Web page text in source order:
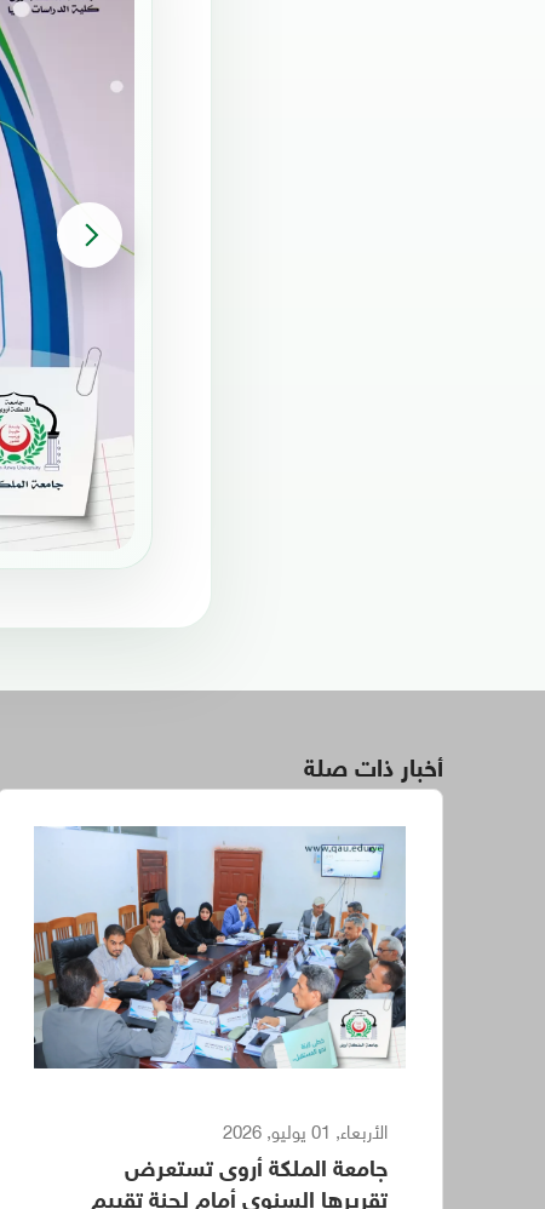
أخبار ذات صلة
الأربعاء, 01 يوليو, 2026
جامعة الملكة أروى تستعرض
تقريرها السنوي أمام لجنة تقييم